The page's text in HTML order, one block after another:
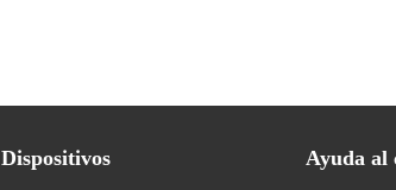
Dispositivos Ayuda al